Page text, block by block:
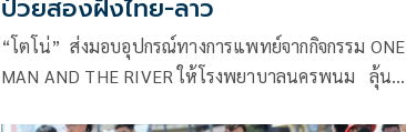
ป่วยสองฝั่งไทย-ลาว
“โตโน่” ส่งมอบอุปกรณ์ทางการแพทย์จากกิจกรรม ONE
MAN AND THE RIVER ให้โรงพยาบาลนครพนม ลุ้น